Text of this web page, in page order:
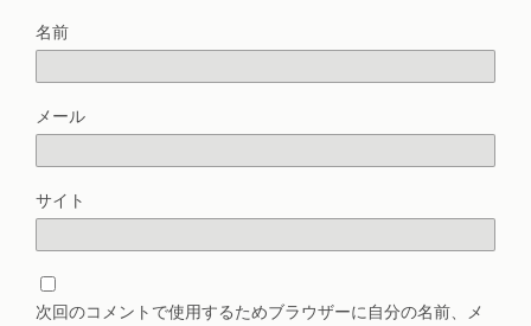
名前
メール
サイト
次回のコメントで使用するためブラウザーに自分の名前、メ